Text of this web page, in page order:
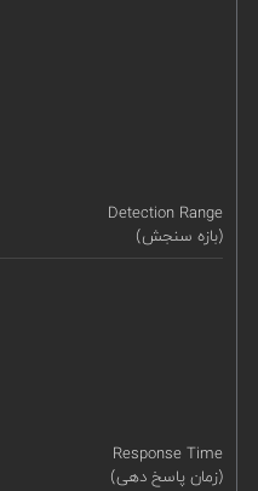
Detection Range
(بازه سنجش)
Response Time
(زمان پاسخ دهی)